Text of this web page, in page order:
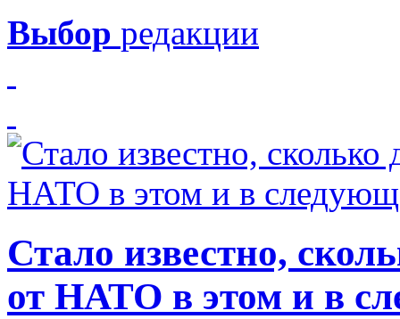
Выбор редакции
Стало известно,
от НАТО в этом и в